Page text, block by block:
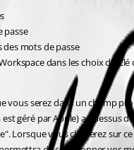
passe
des mots de passe
dans les choix de
vous serez dans un champ
géré par Apple) au dessus
Lorsque vous cliquerez sur